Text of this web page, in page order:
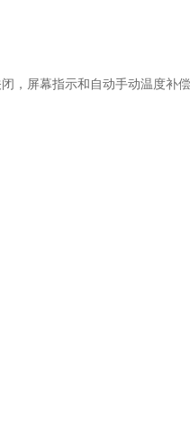
，屏幕指示和自动手动温度补